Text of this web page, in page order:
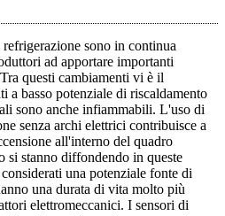
sono in continua
ad apportare importanti
questi cambiamenti vi è il
a basso potenziale di riscaldamento
sono anche infiammabili. L'uso di
senza archi elettrici contribuisce a
all'interno del quadro
si stanno diffondendo in queste
una potenziale fonte di
una durata di vita molto più
elettromeccanici. I sensori di